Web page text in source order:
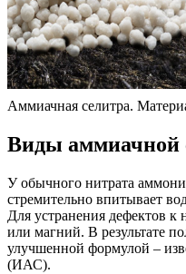
Аммиачная селитра.
Виды аммиачной
У обычного нитрата
стремительно впитывает
Для устранения дефектов к
или магний. В результате
улучшенной формулой –
(ИАС).